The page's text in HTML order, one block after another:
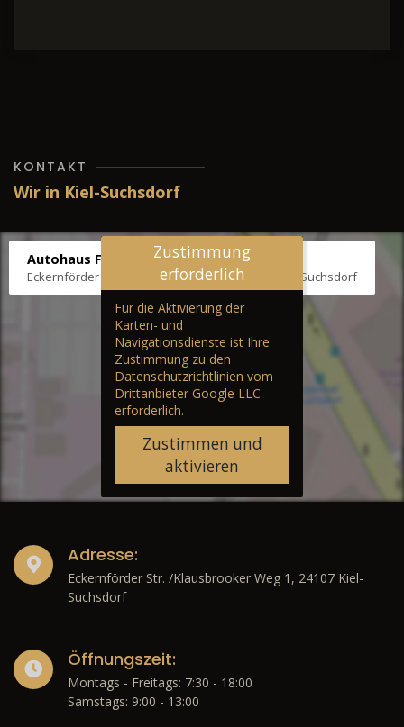
KONTAKT
Wir in Kiel-Suchsdorf
Autohaus Fräter
Eckernförder Str. /Klausbrooker Weg 1, 24107 Kiel-Suchsdorf
Zustimmung
erforderlich
Für die Aktivierung der
Karten- und
Navigationsdienste ist Ihre
Zustimmung zu den
Datenschutzrichtlinien vom
Drittanbieter Google LLC
erforderlich.
Zustimmen und
aktivieren
Adresse:
Eckernförder Str. /Klausbrooker Weg 1, 24107 Kiel-
Suchsdorf
Öffnungszeit:
Montags - Freitags: 7:30 - 18:00
Samstags: 9:00 - 13:00